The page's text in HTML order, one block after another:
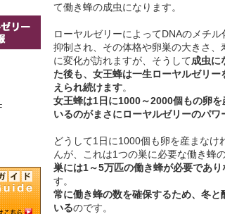
て働き蜂の成虫になります。
ローヤルゼリーによってDNAのメチル
抑制され、その体格や卵巣の大きさ、
に変化が訪れますが、そうして成虫に
た後も、女王蜂は一生ローヤルゼリー
えられ続けます。
女王蜂は1日に1000～2000個もの卵
いるのがまさにローヤルゼリーのパワ
どうして1日に1000個も卵を産まな
んが、これは1つの巣に必要な働き蜂
巣には1～5万匹の働き蜂が必要であ
す。
常に働き蜂の数を確保するため、冬
いるのです。